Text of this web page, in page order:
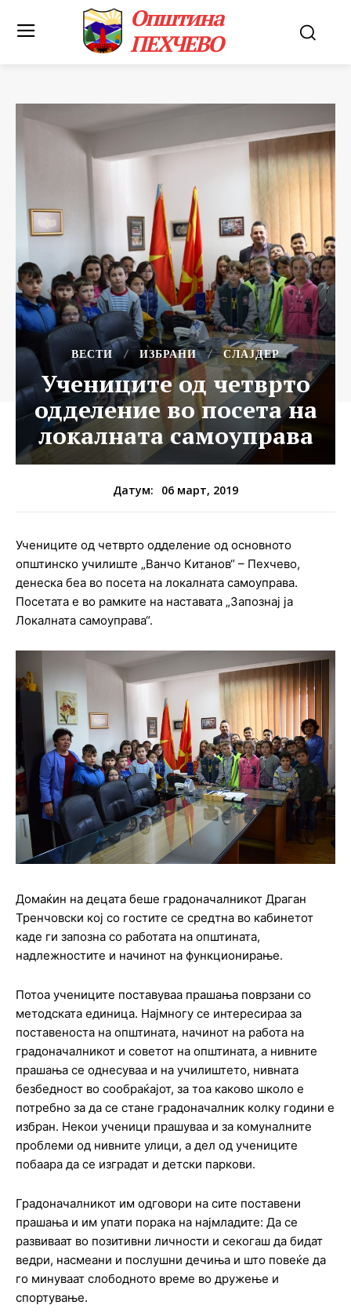
Општина
ПЕХЧЕВО
ВЕСТИ ИЗБРАНИ СЛАЈДЕР
Учениците од четврто
одделение во посета на
локалната самоуправа
Датум: 06 март, 2019
Учениците од четврто одделение од основното
општинско училиште „Ванчо Китанов“ – Пехчево,
денеска беа во посета на локалната самоуправа.
Посетата е во рамките на наставата „Запознај ја
Локалната самоуправа“.
Домаќин на децата беше градоначалникот Драган
Тренчовски кој со гостите се средтна во кабинетот
каде ги запозна со работата на општината,
надлежностите и начинот на функционирање.
Потоа учениците поставуваа прашања поврзани со
методската единица. Најмногу се интересираа за
поставеноста на општината, начинот на работа на
градоначалникот и советот на општината, а нивните
прашања се однесуваа и на училиштето, нивната
безбедност во сообраќајот, за тоа каково школо е
потребно за да се стане градоначалник колку години е
избран. Некои ученици прашуваа и за комуналните
проблеми од нивните улици, а дел од учениците
побаара да се изградат и детски паркови.
Градоначалникот им одговори на сите поставени
прашања и им упати порака на најмладите: Да се
развиваат во позитивни личности и секогаш да бидат
ведри, насмеани и послушни дечиња и што повеќе да
го минуваат слободното време во дружење и
спортување.